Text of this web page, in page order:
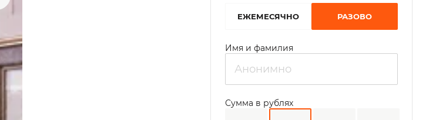
EЖЕМЕСЯЧНО РАЗОВО
Имя и фамилия
Сумма в рублях